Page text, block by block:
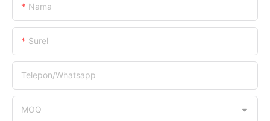
Nama
Surel
Telepon/whatsapp
MOQ